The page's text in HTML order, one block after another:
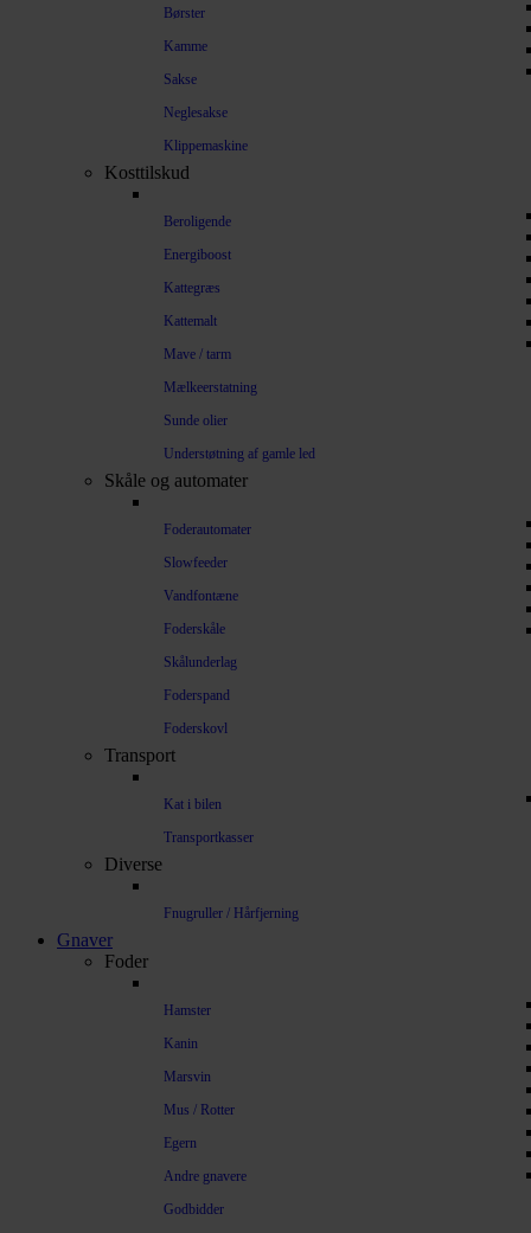
Børster
Kamme
Sakse
Neglesakse
Klippemaskine
Kosttilskud
Beroligende
Energiboost
Kattegræs
Kattemalt
Mave / tarm
Mælkeerstatning
Sunde olier
Understøtning af gamle led
Skåle og automater
Foderautomater
Slowfeeder
Vandfontæne
Foderskåle
Skålunderlag
Foderspand
Foderskovl
Transport
Kat i bilen
Transportkasser
Diverse
Fnugruller / Hårfjerning
Gnaver
Foder
Hamster
Kanin
Marsvin
Mus / Rotter
Egern
Andre gnavere
Godbidder